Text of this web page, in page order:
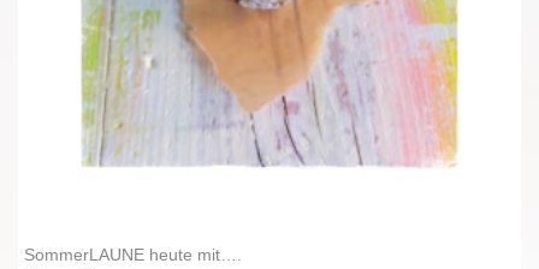
SommerLAUNE heute mit….